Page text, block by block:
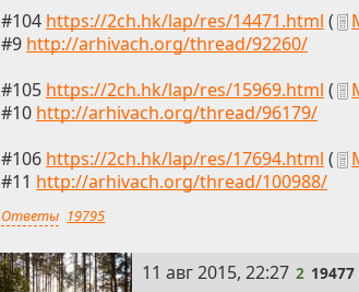
#104 https://2ch.hk/lap/res/14471.html (
#9 http://arhivach.org/thread/92260/
#105 https://2ch.hk/lap/res/15969.html (
#10 http://arhivach.org/thread/96179/
#106 https://2ch.hk/lap/res/17694.html (
#11 http://arhivach.org/thread/100988/
Ответы 19795
2
11 авг 2015, 22:27 2 19477